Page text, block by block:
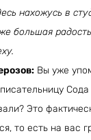
нахожусь в
большая
Вы уже
Это
то есть на вас